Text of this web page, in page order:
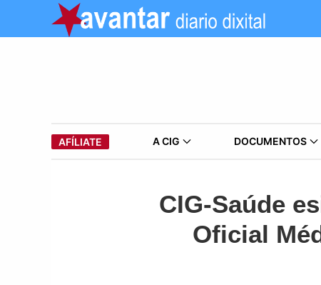
AFÍLIATE A CIG DOCUMENTOS
CIG-Saúde
Oficial